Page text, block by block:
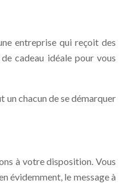
entreprise qui reçoit des
cadeau idéale pour vous
un chacun de se démarquer
à votre disposition. Vous
évidemment, le message à